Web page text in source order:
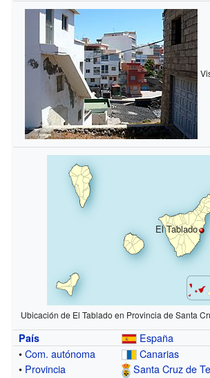
El Tablado
Ubicación de El Tablado en Provincia de Santa
País
España
•Com. autónoma
Canarias
• Provincia
Santa Cruz de